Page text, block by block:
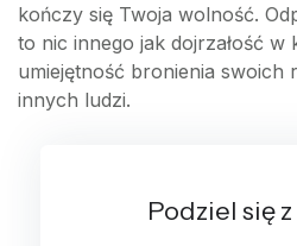
kończy się Twoja wolność.
to nic innego jak dojrzałość w
umiejętność bronienia swoich
innych ludzi.
Podziel się